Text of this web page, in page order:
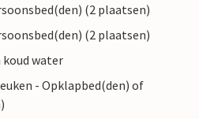
(2 plaatsen)
(2 plaatsen)
water
- Opklapbed(den) of